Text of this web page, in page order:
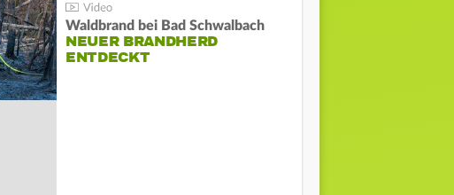
Waldbrand bei Bad Schwalbach
NEUER BRANDHERD
ENTDECKT